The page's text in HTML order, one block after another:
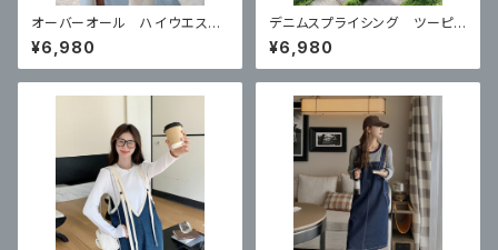
オーバーオール ハイウエスト
ルーズ ショートワンピーススト
レートパンツショートワンピース
ストレートパンツ
¥6,980
デニムスプライシング ツーピ
ースカジュアルドレス ニッチミ
ドル丈スカート
¥6,980